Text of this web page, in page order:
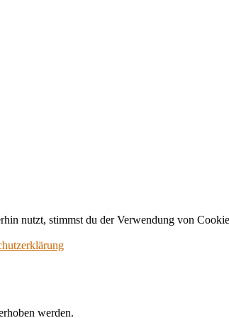
nutzt, stimmst du der Verwendung von
werden.